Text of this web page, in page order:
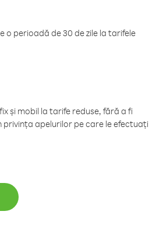
o perioadă de 30 de zile la tarifele
și mobil la tarife reduse, fără a fi
privința apelurilor pe care le efectuați